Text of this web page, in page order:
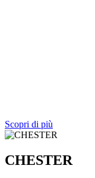
Scopri di più
CHESTER